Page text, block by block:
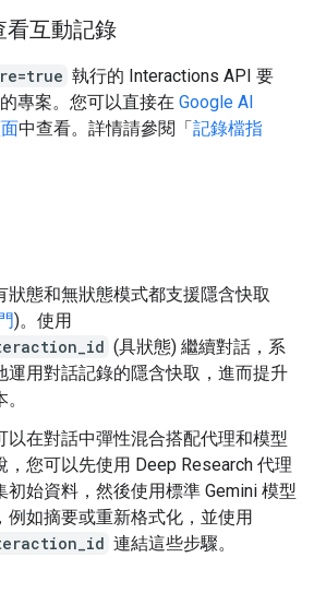
看互動記錄
執行的 Interactions API 要
專案。您可以直接在 Google AI
中查看。詳情請參閱「記錄檔指
狀態和無狀態模式都支援隱含快取
)。使用
(具狀態) 繼續對話，系
運用對話記錄的隱含快取，進而提升
以在對話中彈性混合搭配代理和模型
，您可以先使用 Deep Research 代理
初始資料，然後使用標準 Gemini 模型
例如摘要或重新格式化，並使用
連結這些步驟。